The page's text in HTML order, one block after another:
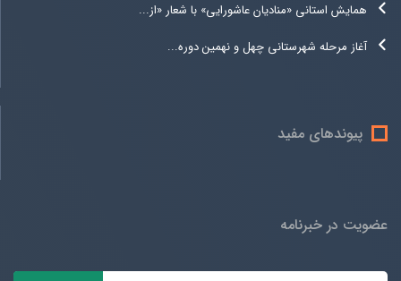
همایش استانی «منادیان عاشورایی» با شعار «از...
آغاز مرحله شهرستانی چهل و نهمین دوره...
پیوندهای مفید
عضویت در خبرنامه